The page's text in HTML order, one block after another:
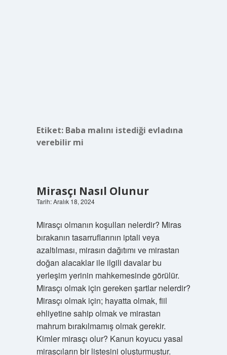
Etiket: Baba malını istediği evladına
verebilir mi
Mirasçı Nasıl Olunur
Tarih: Aralık 18, 2024
Mirasçı olmanın koşulları nelerdir? Miras
bırakanın tasarruflarının iptali veya
azaltılması, mirasın dağıtımı ve mirastan
doğan alacaklar ile ilgili davalar bu
yerleşim yerinin mahkemesinde görülür.
Mirasçı olmak için gereken şartlar nelerdir?
Mirasçı olmak için; hayatta olmak, fiil
ehliyetine sahip olmak ve mirastan
mahrum bırakılmamış olmak gerekir.
Kimler mirasçı olur? Kanun koyucu yasal
mirasçıların bir listesini oluşturmuştur.